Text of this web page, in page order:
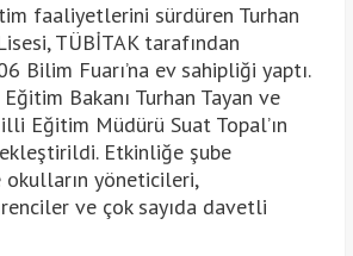
faaliyetlerini sürdüren Turhan
TÜBİTAK tarafından
Bilim Fuarı’na ev sahipliği yaptı.
Bakanı Turhan Tayan ve
Eğitim Müdürü Suat Topal’ın
Etkinliğe şube
yöneticileri,
ve çok sayıda davetli